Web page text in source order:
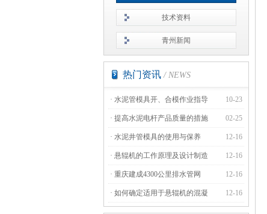
技术资料
青州新闻
热门资讯 / NEWS
10-23
· 水泥管模具开、合模作业指导
02-25
· 提高水泥电杆产品质量的措施
12-16
· 水泥井管模具的使用与保养
12-16
· 悬辊机的工作原理及设计制造
12-16
· 重庆建成4300公里排水管网
12-16
· 如何确定适用于悬辊机的混凝